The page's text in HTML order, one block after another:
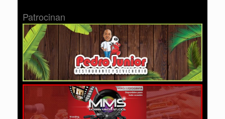
Patrocinan